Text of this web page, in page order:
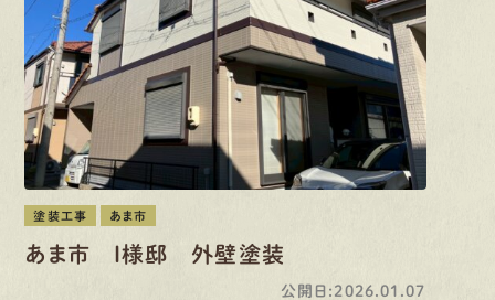
塗装工事 あま市
あま市 I様邸 外壁塗装
公開日:2026.01.07